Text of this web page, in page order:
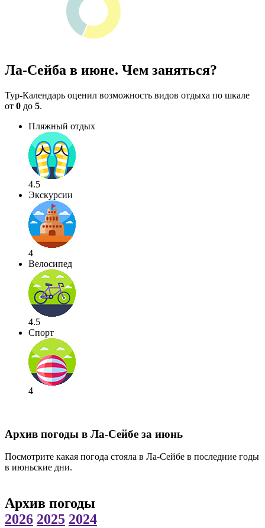
Ла-Сейба в июне. Чем заняться?
Тур-Календарь оценил возможность видов отдыха по шкале
от 0 до 5.
Пляжный отдых
4.5
Экскурсии
4
Велосипед
4.5
Спорт
4
Архив погоды в Ла-Сейбе за июнь
Посмотрите какая погода стояла в Ла-Сейбе в последние годы
в июньские дни.
Архив погоды
2026 2025 2024